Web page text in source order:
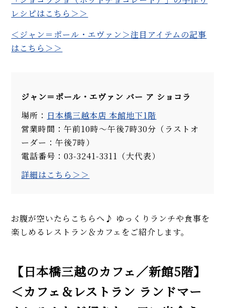
レシピはこちら＞＞
＜ジャン＝ポール・エヴァン＞注目アイテムの記事
はこちら＞＞
ジャン＝ポール・エヴァン バー ア ショコラ
場所： 日本橋三越本店 本館地下1階
営業時間：午前10時～午後7時30分（ラストオ
ーダー：午後7時）
電話番号：03-3241-3311（大代表）
詳細はこちら＞＞
お腹が空いたらこちらへ♪ ゆっくりランチや食事を
楽しめるレストラン＆カフェをご紹介します。
【日本橋三越のカフェ／新館5階】
＜カフェ＆レストラン ランドマー